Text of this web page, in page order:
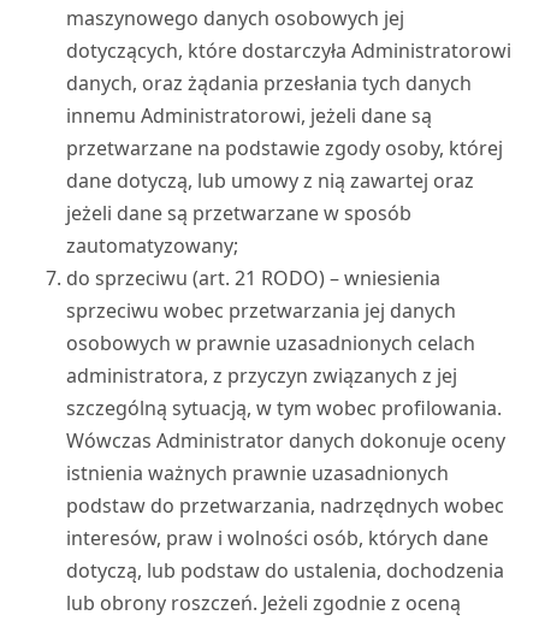
maszynowego danych osobowych jej
dotyczących, które dostarczyła Administratorowi
danych, oraz żądania przesłania tych danych
innemu Administratorowi, jeżeli dane są
przetwarzane na podstawie zgody osoby, której
dane dotyczą, lub umowy z nią zawartej oraz
jeżeli dane są przetwarzane w sposób
zautomatyzowany;
do sprzeciwu (art. 21 RODO) – wniesienia
sprzeciwu wobec przetwarzania jej danych
osobowych w prawnie uzasadnionych celach
administratora, z przyczyn związanych z jej
szczególną sytuacją, w tym wobec profilowania.
Wówczas Administrator danych dokonuje oceny
istnienia ważnych prawnie uzasadnionych
podstaw do przetwarzania, nadrzędnych wobec
interesów, praw i wolności osób, których dane
dotyczą, lub podstaw do ustalenia, dochodzenia
lub obrony roszczeń. Jeżeli zgodnie z oceną